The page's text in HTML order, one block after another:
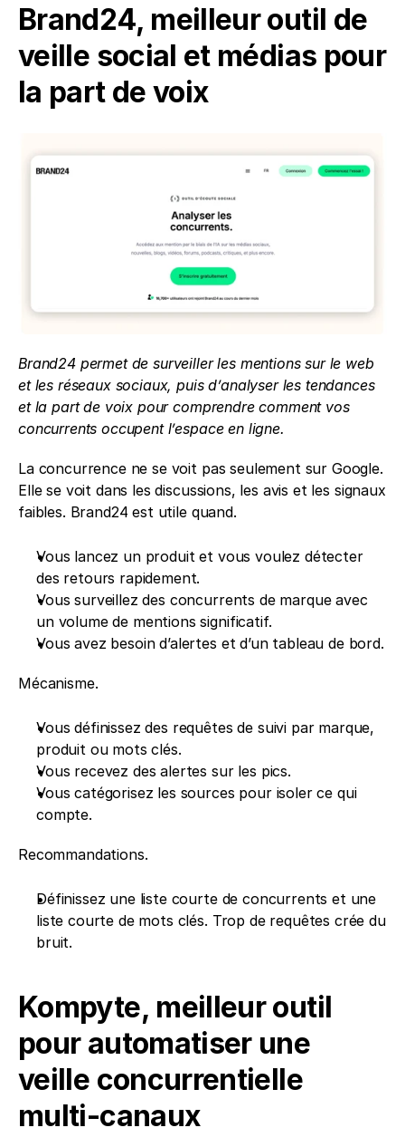
Brand24, meilleur outil de
veille social et médias pour
la part de voix
Brand24 permet de surveiller les mentions sur le web
et les réseaux sociaux, puis d’analyser les tendances
et la part de voix pour comprendre comment vos
concurrents occupent l’espace en ligne.
La concurrence ne se voit pas seulement sur Google.
Elle se voit dans les discussions, les avis et les signaux
faibles. Brand24 est utile quand.
Vous lancez un produit et vous voulez détecter
des retours rapidement.
Vous surveillez des concurrents de marque avec
un volume de mentions significatif.
Vous avez besoin d’alertes et d’un tableau de bord.
Mécanisme.
Vous définissez des requêtes de suivi par marque,
produit ou mots clés.
Vous recevez des alertes sur les pics.
Vous catégorisez les sources pour isoler ce qui
compte.
Recommandations.
Définissez une liste courte de concurrents et une
liste courte de mots clés. Trop de requêtes crée du
bruit.
Kompyte, meilleur outil
pour automatiser une
veille concurrentielle
multi-canaux